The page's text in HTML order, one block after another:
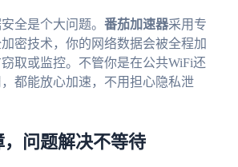
全是个大问题。 番茄加速器采用专
密技术，你的网络数据会被全程加
取或监控。不管你是在公共WiFi还
都能放心加速，不用担心隐私泄
问题解决不等待